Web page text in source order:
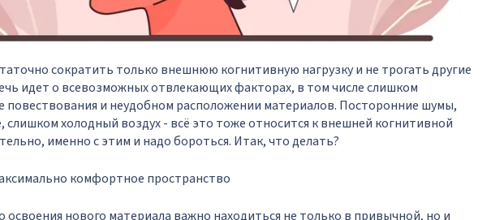
сократить только внешнюю когнитивную нагрузку и не трогать другие
идет о всевозможных отвлекающих факторах, в том числе слишком
повествования и неудобном расположении материалов. Посторонние шумы,
слишком холодный воздух - всё это тоже относится к внешней когнитивной
именно с этим и надо бороться. Итак, что делать?
комфортное пространство
нового материала важно находиться не только в привычной, но и